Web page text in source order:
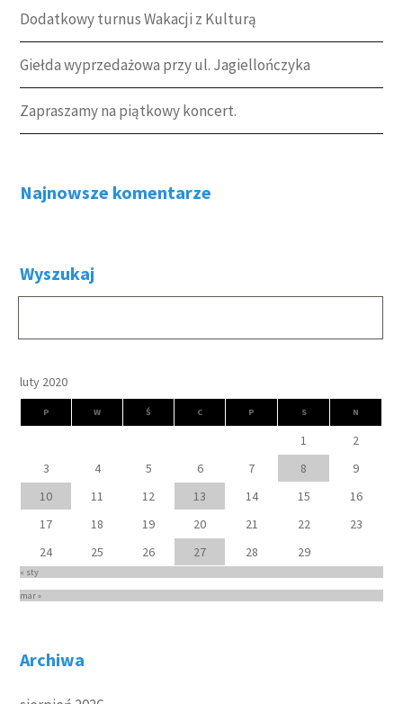
Dodatkowy turnus Wakacji z Kulturą
Giełda wyprzedażowa przy ul. Jagiellończyka
Zapraszamy na piątkowy koncert.
Najnowsze komentarze
Wyszukaj
luty 2020
P W Ś C P S N
1
2
3
4 5 6 7 8
9
10
11 12 13 14 15
16
17
18 19 20 21 22
23
24
25 26 27 28 29
« sty
mar »
Archiwa